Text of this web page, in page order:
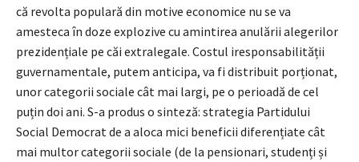
că revolta populară din motive economice nu se va
amesteca în doze explozive cu amintirea anulării alegerilor
prezidențiale pe căi extralegale. Costul iresponsabilității
guvernamentale, putem anticipa, va fi distribuit porționat,
unor categorii sociale cât mai largi, pe o perioadă de cel
puțin doi ani. S-a produs o sinteză: strategia Partidului
Social Democrat de a aloca mici beneficii diferențiate cât
mai multor categorii sociale (de la pensionari, studenți și